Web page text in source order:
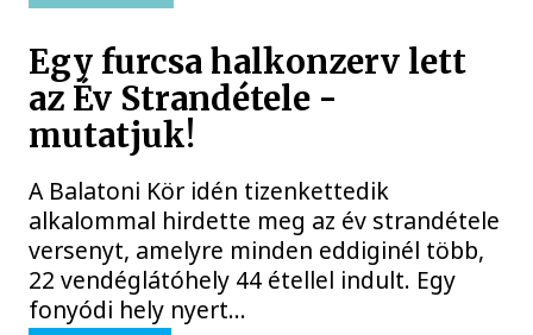
Egy furcsa halkonzerv lett
az Év Strandétele -
mutatjuk!
A Balatoni Kör idén tizenkettedik
alkalommal hirdette meg az év strandétele
versenyt, amelyre minden eddiginél több,
22 vendéglátóhely 44 étellel indult. Egy
fonyódi hely nyert...